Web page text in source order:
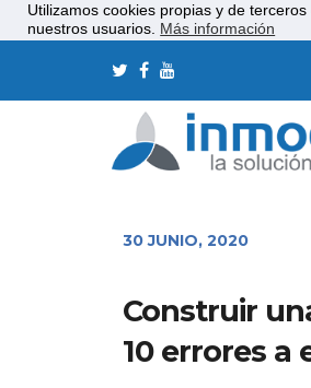
Utilizamos cookies propias y de
nuestros usuarios. Más información
30 JUNIO, 2020
Construir
10 errores a